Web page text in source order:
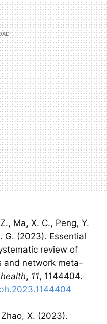
Ma, X. C., Peng, Y.
G. (2023). Essential
review of
and network meta-
, 11, 1144404.
X. (2023).